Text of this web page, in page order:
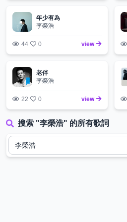
年少有為
李榮浩
44 0 view
老伴
李榮浩
22 0 view
搜索 "李榮浩" 的所有歌詞